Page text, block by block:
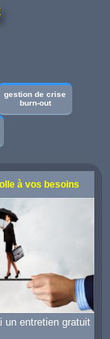
gestion de crise
burn-out
à vos besoins
un entretien gratuit